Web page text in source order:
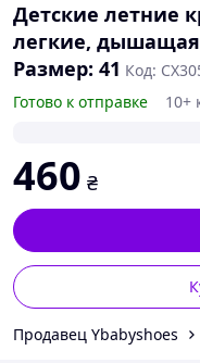
Детские летние
легкие, дышащая
Размер: 41 Код:
Готово к отправке
10+
460 ₴
Продавец Ybabyshoes